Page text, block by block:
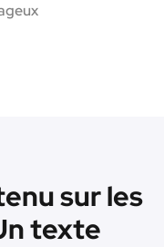
sur les
texte